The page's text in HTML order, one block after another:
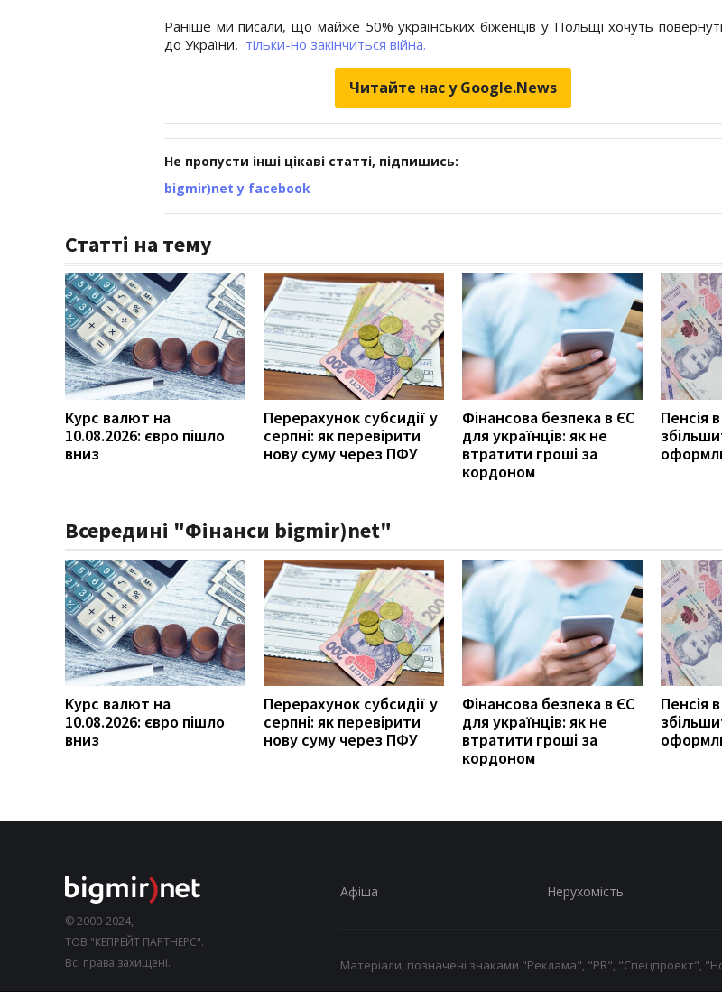
Раніше ми писали, що майже 50% українських біженців у Польщі хочуть
до України, тільки-но закінчиться війна.
Читайте нас у Google.News
Не пропусти інші цікаві статті, підпишись:
bigmir)net у facebook
Статті на тему
Курс валют на
10.08.2026: євро пішло
вниз
Перерахунок субсидії у
серпні: як перевірити
нову суму через ПФУ
Фінансова безпека в ЄС
для українців: як не
втратити гроші за
кордоном
Пенсія
Всередині "Фінанси bigmir)net"
Курс валют на
10.08.2026: євро пішло
вниз
Перерахунок субсидії у
серпні: як перевірити
нову суму через ПФУ
Фінансова безпека в ЄС
для українців: як не
втратити гроші за
кордоном
Пенсія
© 2000-2024,
ТОВ "КЕПРЕЙТ ПАРТНЕРС".
Всі права захищені.
Афіша Нерухомість
Матеріали, позначені знаками "Реклама", "PR", "Спецпроект",